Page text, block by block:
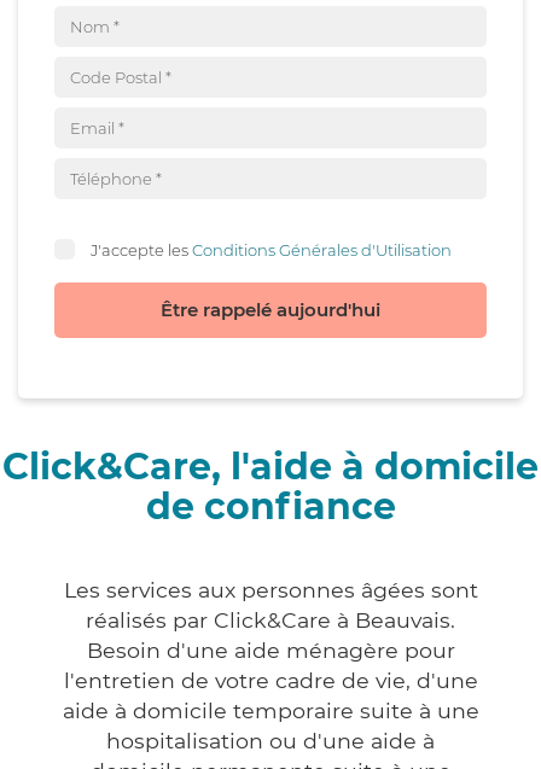
J'accepte lesConditions Générales d'Utilisation
Être rappelé aujourd'hui
Click&Care, l'aide à domicile
de confiance
Les services aux personnes âgées sont
réalisés par Click&Care à Beauvais.
Besoin d'une aide ménagère pour
l'entretien de votre cadre de vie, d'une
aide à domicile temporaire suite à une
hospitalisation ou d'une aide à